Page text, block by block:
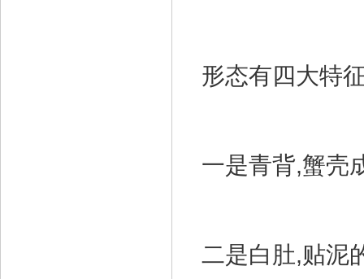
形态有四大特
一是青背,蟹壳
二是白肚,贴泥